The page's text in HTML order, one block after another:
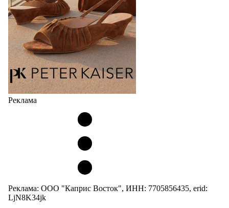
Реклама
Реклама: ООО "Каприс Восток", ИНН: 7705856435, erid:
LjN8K34jk